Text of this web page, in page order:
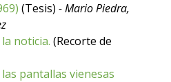
(Tesis) - Mario Piedra,
noticia. (Recorte de
pantallas vienesas